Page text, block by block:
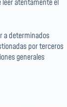
leer atentamente el
a determinados
por terceros
generales